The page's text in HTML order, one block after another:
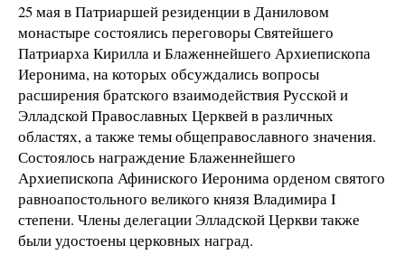
25 мая в Патриаршей резиденции в Даниловом
монастыре состоялись переговоры Святейшего
Патриарха Кирилла и Блаженнейшего Архиепископа
Иеронима, на которых обсуждались вопросы
расширения братского взаимодействия Русской и
Элладской Православных Церквей в различных
областях, а также темы общеправославного значения.
Состоялось награждение Блаженнейшего
Архиепископа Афиниского Иеронима орденом святого
равноапостольного великого князя Владимира I
степени. Члены делегации Элладской Церкви также
были удостоены церковных наград.